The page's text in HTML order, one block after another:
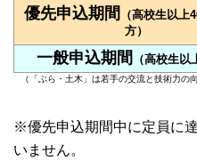
優先申込期間
（高校生以上
方）
一般申込期間 （高校生以
（「ぶら・土木」は若手の交流と技術力
※優先申込期間中に定員に
いません。